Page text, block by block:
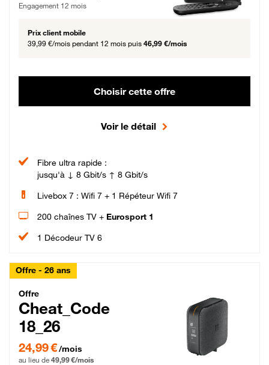
Engagement 12 mois
Prix client mobile
39,99 €/mois pendant 12 mois puis 46,99 €/mois
Choisir cette offre
Voir le détail
Fibre ultra rapide :
jusqu'à ↓ 8 Gbit/s ↑ 8 Gbit/s
Livebox 7 : Wifi 7 + 1 Répéteur Wifi 7
200 chaînes TV + Eurosport 1
1 Décodeur TV 6
Offre - 26 ans
Cheat_Code Fibre_18_26
Offre
Cheat_Code
18_26
24,99 € par mois pendant 0 mois puis 49,99 € par mois, Sans engagement
24,99 €/mois
au lieu de 49,99 €/mois